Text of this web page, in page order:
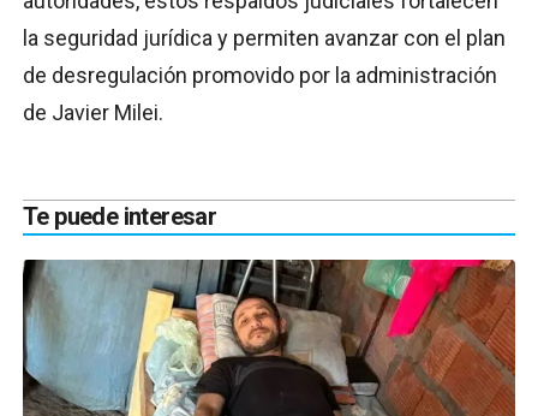
la seguridad jurídica y permiten avanzar con el plan
de desregulación promovido por la administración
de Javier Milei.
Te puede interesar